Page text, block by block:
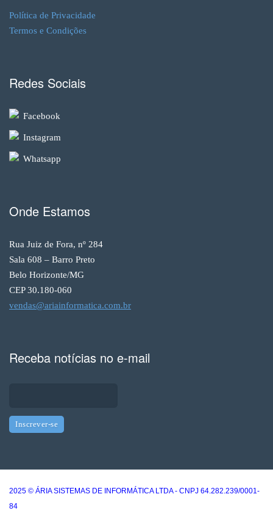
Política de Privacidade
Termos e Condições
Redes Sociais
Facebook
Instagram
Whatsapp
Onde Estamos
Rua Juiz de Fora, nº 284
Sala 608 – Barro Preto
Belo Horizonte/MG
CEP 30.180-060
vendas@ariainformatica.com.br
Receba notícias no e-mail
2025 © ÁRIA SISTEMAS DE INFORMÁTICA LTDA - CNPJ 64.282.239/0001-
84